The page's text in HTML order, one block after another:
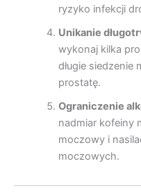
ryzyko infekcji
Unikanie
wykonaj kilka
długie siedzenie
prostatę.
Ograniczenie
nadmiar kofeiny
moczowy i
moczowych.